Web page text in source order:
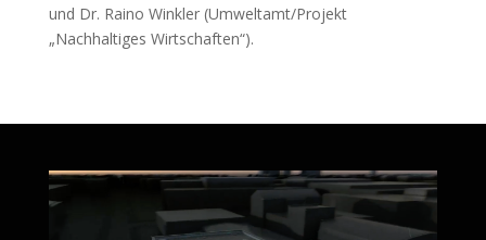
und Dr. Raino Winkler (Umweltamt/Projekt
„Nachhaltiges Wirtschaften“).